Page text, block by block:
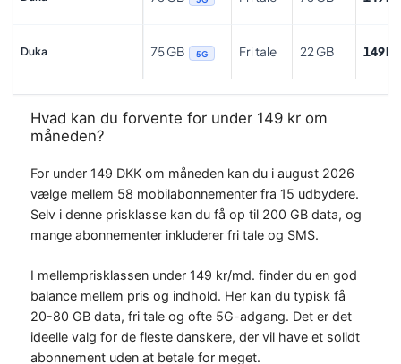
Duka 75 GB 5G Fri tale 22 GB 149
Hvad kan du forvente for under 149 kr om
måneden?
For under 149 DKK om måneden kan du i august 2026
vælge mellem 58 mobilabonnementer fra 15 udbydere.
Selv i denne prisklasse kan du få op til 200 GB data, og
mange abonnementer inkluderer fri tale og SMS.
I mellemprisklassen under 149 kr/md. finder du en god
balance mellem pris og indhold. Her kan du typisk få
20-80 GB data, fri tale og ofte 5G-adgang. Det er det
ideelle valg for de fleste danskere, der vil have et solidt
abonnement uden at betale for meget.